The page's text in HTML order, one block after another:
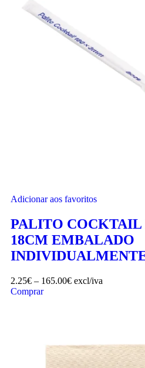
Adicionar aos favoritos
PALITO
18CM EMBALADO
2.25€ – 165.00€ excl/iva
Comprar